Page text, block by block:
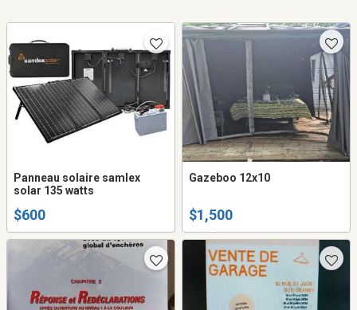
Panneau solaire samlex
solar 135 watts
$600
Gazeboo 12x10
$1,500